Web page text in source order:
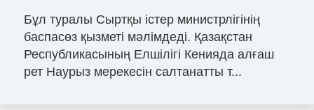
Бұл туралы Сыртқы істер министрлігінің
баспасөз қызметі мәлімдеді. Қазақстан
Республикасының Елшілігі Кенияда алғаш
рет Наурыз мерекесін салтанатты т...